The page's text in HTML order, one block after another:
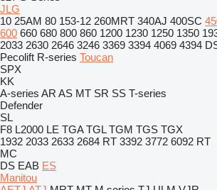
JLG
10 25AM 80 153-12 260MRT 340AJ 400SC
600 660 680 800 860 1200 1230 1250 1350
2033 2630 2646 3246 3369 3394 4069 4394
Pecolift R-series Toucan
SPX
KK
A-series AR AS MT SR SS T-series
Defender
SL
F8 L2000 LE TGA TGL TGM TGS TGX
1932 2033 2633 2684 RT 3392 3772 6092 RT
MC
DS EAB ES
Manitou